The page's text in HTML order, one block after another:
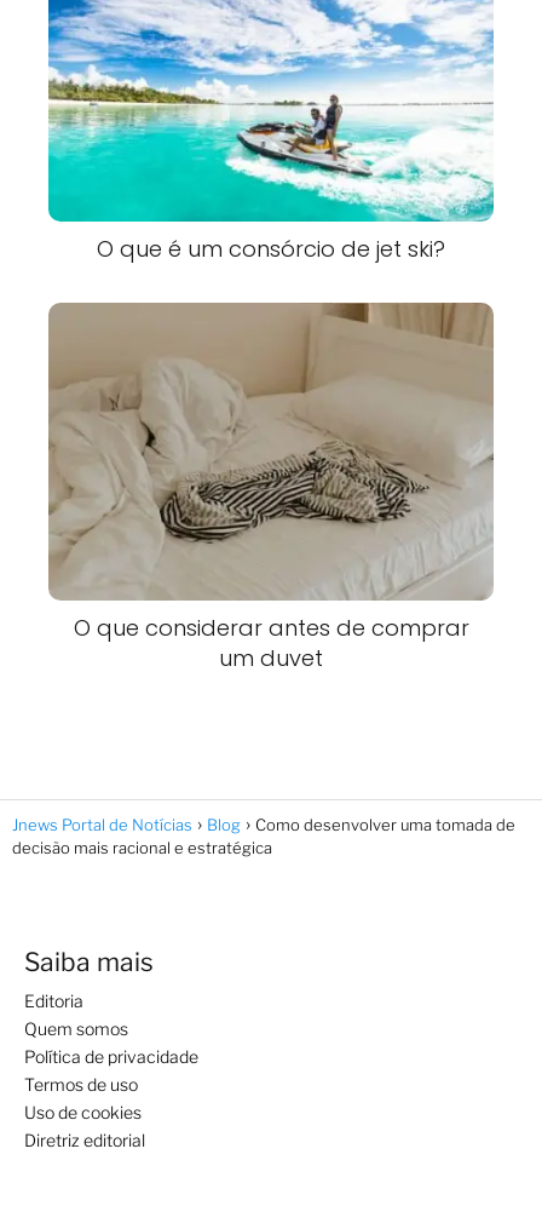
O que é um consórcio de jet ski?
O que considerar antes de comprar
um duvet
Jnews Portal de Notícias Blog
Como desenvolver uma tomada de
decisão mais racional e estratégica
Saiba mais
Editoria
Quem somos
Política de privacidade
Termos de uso
Uso de cookies
Diretriz editorial